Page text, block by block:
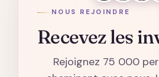
NOUS REJOINDRE
Recevez les
Rejoignez 75 000